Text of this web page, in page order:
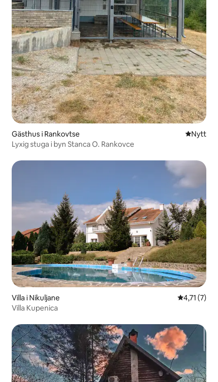
Gästhus i Rankovtse NyttNytt
Lyxig stuga i byn Stanca O. Rankovce
Villa i Nikuljane 4,71 av 5 i
4,71 (7)
Villa Kupenica